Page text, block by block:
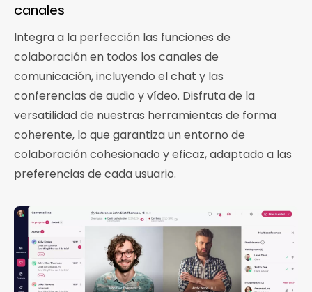
canales
Integra a la perfección las funciones de
colaboración en todos los canales de
comunicación, incluyendo el chat y las
conferencias de audio y vídeo. Disfruta de la
versatilidad de nuestras herramientas de forma
coherente, lo que garantiza un entorno de
colaboración cohesionado y eficaz, adaptado a las
preferencias de cada usuario.